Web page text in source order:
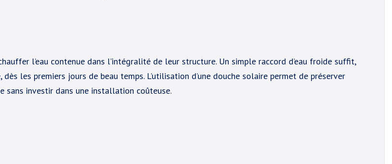
l’eau contenue dans l’intégralité de leur structure. Un simple raccord d’eau froide suffit,
les premiers jours de beau temps. L’utilisation d’une douche solaire permet de préserver
sans investir dans une installation coûteuse.